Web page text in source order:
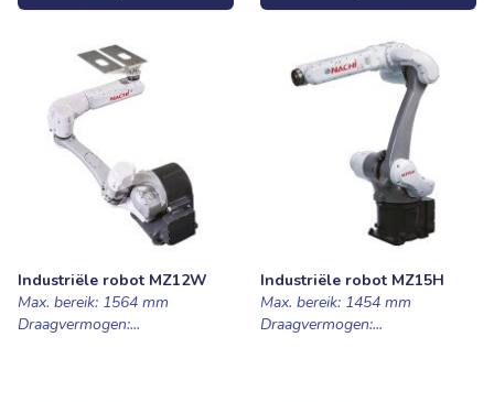
Industriële robot MZ12W
Max. bereik: 1564 mm
Draagvermogen:...
Industriële robot MZ15H
Max. bereik: 1454 mm
Draagvermogen:...